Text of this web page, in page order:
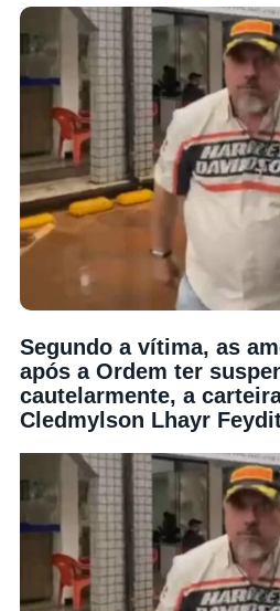
Segundo a vítima, as
após a Ordem ter
cautelarmente, a
Cledmylson Lhayr